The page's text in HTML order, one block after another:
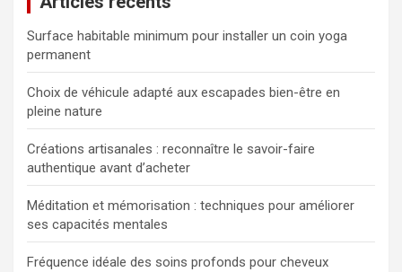
c
h
e
r
Surface habitable minimum pour installer un coin yoga
permanent
Choix de véhicule adapté aux escapades bien-être en
pleine nature
Créations artisanales : reconnaître le savoir-faire
authentique avant d’acheter
Méditation et mémorisation : techniques pour améliorer
ses capacités mentales
Fréquence idéale des soins profonds pour cheveux